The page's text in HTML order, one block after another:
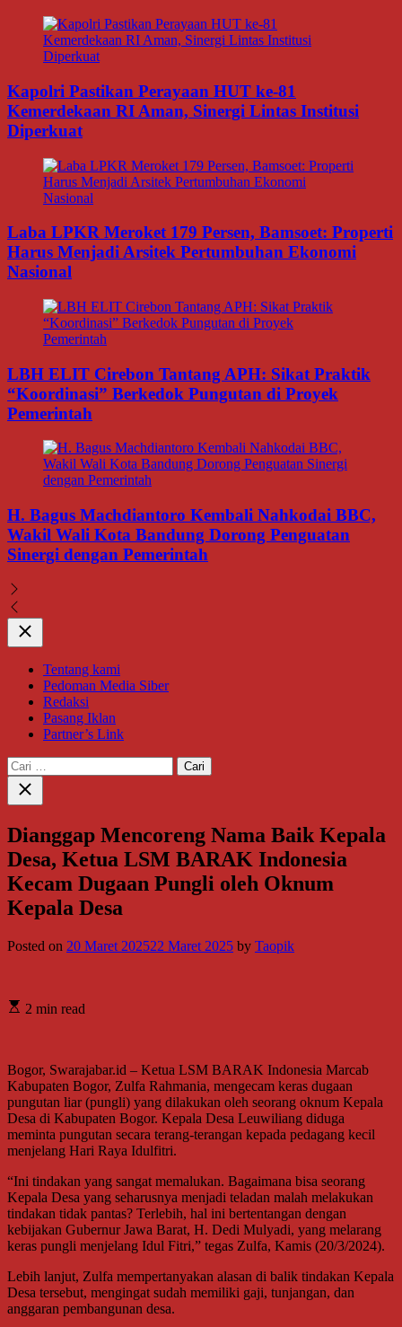
Kapolri Pastikan Perayaan HUT ke-81
Kemerdekaan RI Aman, Sinergi Lintas Institusi
Diperkuat
Laba LPKR Meroket 179 Persen, Bamsoet: Properti
Harus Menjadi Arsitek Pertumbuhan Ekonomi
Nasional
LBH ELIT Cirebon Tantang APH: Sikat Praktik
“Koordinasi” Berkedok Pungutan di Proyek
Pemerintah
H. Bagus Machdiantoro Kembali Nahkodai BBC,
Wakil Wali Kota Bandung Dorong Penguatan
Sinergi dengan Pemerintah
Close
Tentang kami
Pedoman Media Siber
Redaksi
Pasang Iklan
Partner’s Link
Cari
untuk:
Close
search
Dianggap Mencoreng Nama Baik Kepala
Desa, Ketua LSM BARAK Indonesia
Kecam Dugaan Pungli oleh Oknum
Kepala Desa
Posted on 20 Maret 202522 Maret 2025 by Taopik
2 min read
Bogor, Swarajabar.id – Ketua LSM BARAK Indonesia Marcab
Kabupaten Bogor, Zulfa Rahmania, mengecam keras dugaan
pungutan liar (pungli) yang dilakukan oleh seorang oknum Kepala
Desa di Kabupaten Bogor. Kepala Desa Leuwiliang diduga
meminta pungutan secara terang-terangan kepada pedagang kecil
menjelang Hari Raya Idulfitri.
“Ini tindakan yang sangat memalukan. Bagaimana bisa seorang
Kepala Desa yang seharusnya menjadi teladan malah melakukan
tindakan tidak pantas? Terlebih, hal ini bertentangan dengan
kebijakan Gubernur Jawa Barat, H. Dedi Mulyadi, yang melarang
keras pungli menjelang Idul Fitri,” tegas Zulfa, Kamis (20/3/2024).
Lebih lanjut, Zulfa mempertanyakan alasan di balik tindakan Kepala
Desa tersebut, mengingat sudah memiliki gaji, tunjangan, dan
anggaran pembangunan desa.